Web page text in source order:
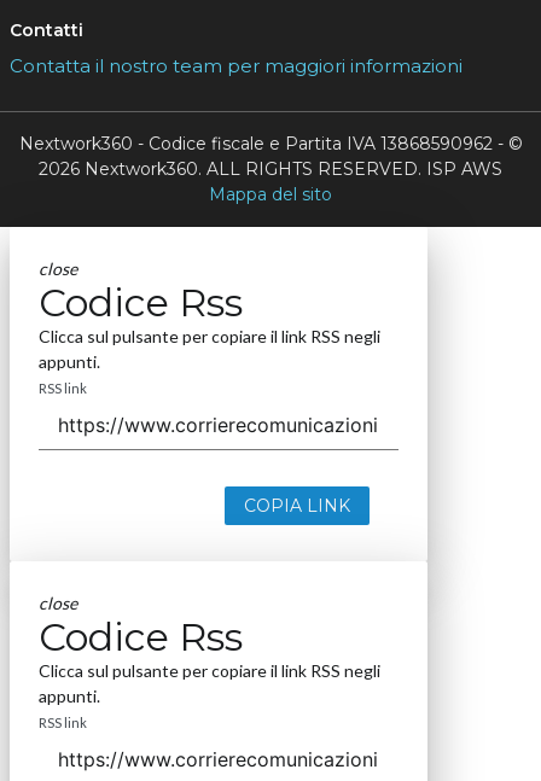
Contatti
Contatta il nostro team per maggiori informazioni
Nextwork360 - Codice fiscale e Partita IVA 13868590962 - ©
2026 Nextwork360. ALL RIGHTS RESERVED. ISP AWS
Mappa del sito
close
Codice Rss
Clicca sul pulsante per copiare il link RSS negli
appunti.
RSS link
COPIA LINK
close
Codice Rss
Clicca sul pulsante per copiare il link RSS negli
appunti.
RSS link